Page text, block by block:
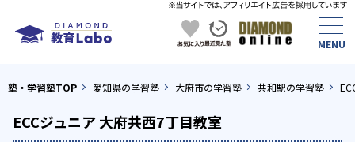
塾・学習塾TOP 愛知県の学習塾 大府市の学習塾 共和駅の学習塾
ECCジュニア 大府共西7丁目教室